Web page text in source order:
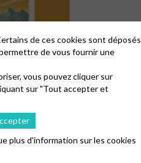
DE
de ces cookies sont déposés
de vous fournir une
vous pouvez cliquer sur
sur "Tout accepter et
plus d'information sur les cookies